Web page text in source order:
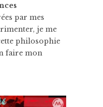
par mes
je me
philosophie
faire mon